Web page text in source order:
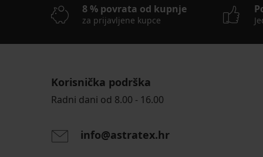
8 % povrata od kupnje
za prijavljene kupce
Korisnička podrška
Radni dani od 8.00 - 16.00
info@astratex.hr